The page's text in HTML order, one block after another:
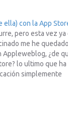
ella) con la App
pero esta vez ya
me he quedado
Appleweblog, ¿de
lo ultimo que ha
simplemente